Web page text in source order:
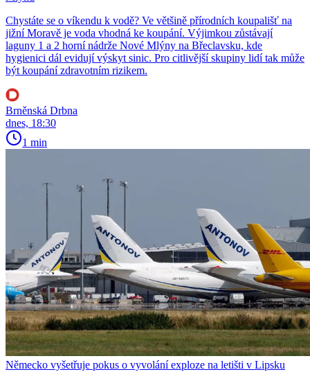
Chystáte se o víkendu k vodě? Ve většině přírodních koupališť na
jižní Moravě je voda vhodná ke koupání. Výjimkou zůstávají
laguny 1 a 2 horní nádrže Nové Mlýny na Břeclavsku, kde
hygienici dál evidují výskyt sinic. Pro citlivější skupiny lidí tak může
být koupání zdravotním rizikem.
Brněnská Drbna
dnes, 18:30
1 min
Německo vyšetřuje pokus o vyvolání exploze na letišti v Lipsku